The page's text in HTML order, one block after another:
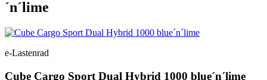
´n´lime
e-Lastenrad
Cube Cargo Sport Dual Hybrid 1000 blue´n´lime